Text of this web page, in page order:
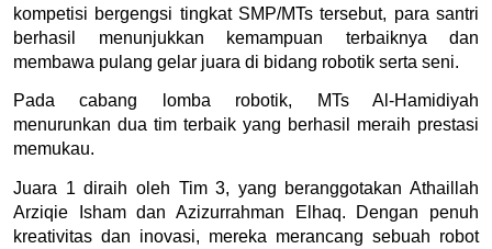
kompetisi bergengsi tingkat SMP/MTs tersebut, para santri
berhasil menunjukkan kemampuan terbaiknya dan
membawa pulang gelar juara di bidang robotik serta seni.
Pada cabang lomba robotik, MTs Al-Hamidiyah
menurunkan dua tim terbaik yang berhasil meraih prestasi
memukau.
Juara 1 diraih oleh Tim 3, yang beranggotakan Athaillah
Arziqie Isham dan Azizurrahman Elhaq. Dengan penuh
kreativitas dan inovasi, mereka merancang sebuah robot